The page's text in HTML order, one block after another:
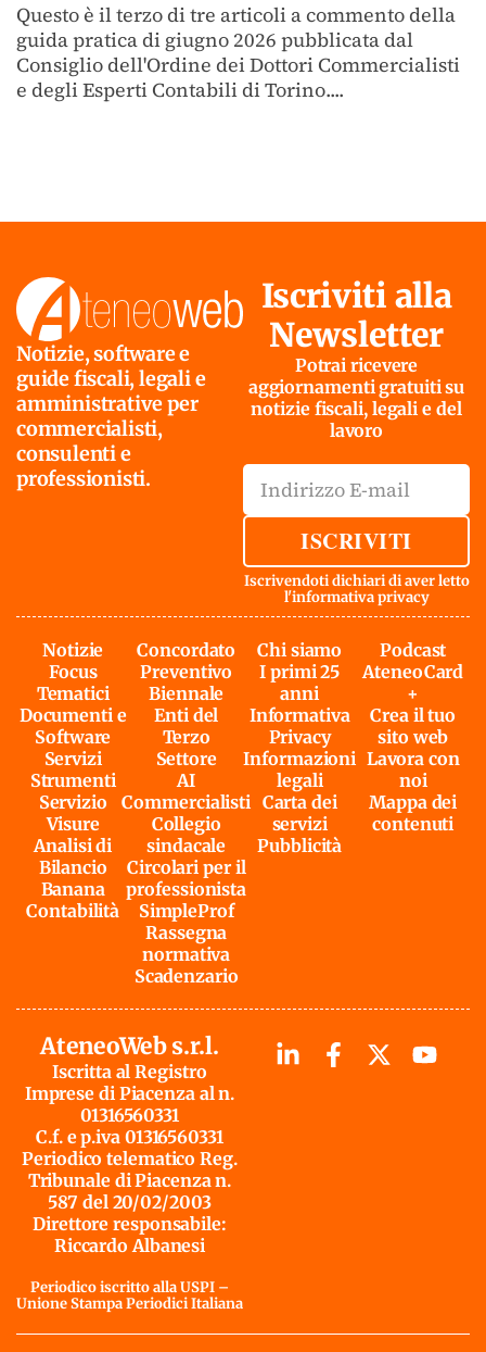
Questo è il terzo di tre articoli a commento della
guida pratica di giugno 2026 pubblicata dal
Consiglio dell'Ordine dei Dottori Commercialisti
e degli Esperti Contabili di Torino....
Notizie, software e
guide fiscali, legali e
amministrative per
commercialisti,
consulenti e
professionisti.
Iscriviti alla
Newsletter
Potrai ricevere
aggiornamenti gratuiti su
notizie fiscali, legali e del
lavoro
ISCRIVITI
Iscrivendoti dichiari di aver letto
l'informativa privacy
Notizie
Focus
Tematici
Documenti e
Software
Servizi
Strumenti
Servizio
Visure
Analisi di
Bilancio
Banana
Contabilità
Concordato
Preventivo
Biennale
Enti del
Terzo
Settore
AI
Commercialisti
Collegio
sindacale
Circolari per il
professionista
SimpleProf
Rassegna
normativa
Scadenzario
Chi siamo
I primi 25
anni
Informativa
Privacy
Informazioni
legali
Carta dei
servizi
Pubblicità
Podcast
AteneoCard
+
Crea il tuo
sito web
Lavora con
noi
Mappa dei
contenuti
AteneoWeb s.r.l.
Iscritta al Registro
Imprese di Piacenza al n.
01316560331
C.f. e p.iva 01316560331
Periodico telematico Reg.
Tribunale di Piacenza n.
587 del 20/02/2003
Direttore responsabile:
Riccardo Albanesi
Periodico iscritto alla USPI –
Unione Stampa Periodici Italiana